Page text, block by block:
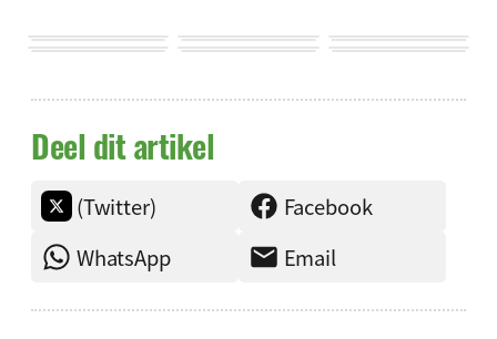
Deel dit artikel
(Twitter)
Facebook
WhatsApp
Email